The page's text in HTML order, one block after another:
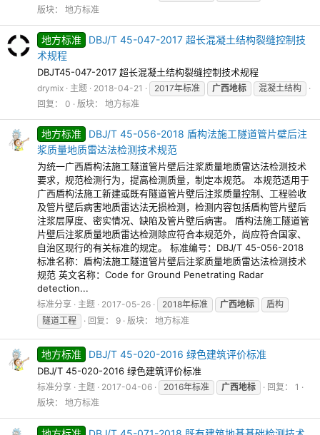
版块： 地方标准
地方标准
DBJ/T 45-047-2017 超长混凝土结构裂缝控制技
术规程
DBJT45-047-2017 超长混凝土结构裂缝控制技术规程
drymix 主题 2018-04-21 2017年标准 广西地标
混凝土结构
回复： 0
版块： 地方标准
地方标准
DBJ/T 45-056-2018 盾构法施工隧道管片壁后注
浆质量地质雷达法检测技术规范
为统一广西盾构法施工隧道管片壁后注浆质量地质雷达法检测技术
要求，规范检测行为，提高检测质量，制定本规范。 本规范适用于
广西盾构法施工新建或既有隧道管片壁后注浆质量控制、工程验收
及管片壁后病害地质雷达法无损检测，检测内容包括盾构管片壁后
注浆层厚度、密实情况、缺陷及管片壁后病害。 盾构法施工隧道管
片壁后注浆质量地质雷达检测除应符合本规范外，尚应符合国家、
自治区现行的有关标准的规定。 标准编号：DBJ/T 45-056-2018
标准名称：盾构法施工隧道管片壁后注浆质量地质雷达法检测技术
规范 英文名称：Code for Ground Penetrating Radar
detection...
标准分享 主题 2017-05-26 2018年标准 广西地标
盾构
隧道工程
回复： 9 版块： 地方标准
地方标准 DBJ/T 45-020-2016 绿色建筑评价标准
DBJ/T 45-020-2016 绿色建筑评价标准
标准分享 主题 2017-04-06 2016年标准 广西地标
回复： 1
版块： 地方标准